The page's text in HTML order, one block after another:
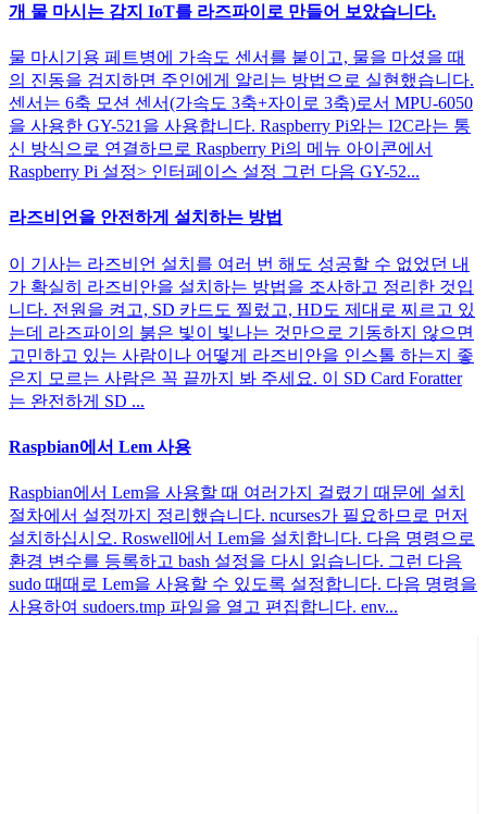
개 물 마시는 감지 IoT를 라즈파이로 만들어 보았습니다.
물 마시기용 페트병에 가속도 센서를 붙이고, 물을 마셨을 때
의 진동을 검지하면 주인에게 알리는 방법으로 실현했습니다.
센서는 6축 모션 센서(가속도 3축+자이로 3축)로서 MPU-6050
을 사용한 GY-521을 사용합니다. Raspberry Pi와는 I2C라는 통
신 방식으로 연결하므로 Raspberry Pi의 메뉴 아이콘에서
Raspberry Pi 설정> 인터페이스 설정 그런 다음 GY-52...
라즈비언을 안전하게 설치하는 방법
이 기사는 라즈비언 설치를 여러 번 해도 성공할 수 없었던 내
가 확실히 라즈비안을 설치하는 방법을 조사하고 정리한 것입
니다. 전원을 켜고, SD 카드도 찔렀고, HD도 제대로 찌르고 있
는데 라즈파이의 붉은 빛이 빛나는 것만으로 기동하지 않으면
고민하고 있는 사람이나 어떻게 라즈비안을 인스톨 하는지 좋
은지 모르는 사람은 꼭 끝까지 봐 주세요. 이 SD Card Foratter
는 완전하게 SD ...
Raspbian에서 Lem 사용
Raspbian에서 Lem을 사용할 때 여러가지 걸렸기 때문에 설치
절차에서 설정까지 정리했습니다. ncurses가 필요하므로 먼저
설치하십시오. Roswell에서 Lem을 설치합니다. 다음 명령으로
환경 변수를 등록하고 bash 설정을 다시 읽습니다. 그런 다음
sudo 때때로 Lem을 사용할 수 있도록 설정합니다. 다음 명령을
사용하여 sudoers.tmp 파일을 열고 편집합니다. env...